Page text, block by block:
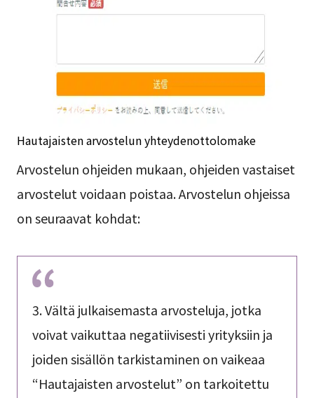
Hautajaisten arvostelun yhteydenottolomake
Arvostelun ohjeiden mukaan, ohjeiden vastaiset
arvostelut voidaan poistaa. Arvostelun ohjeissa
on seuraavat kohdat:
3. Vältä julkaisemasta arvosteluja, jotka
voivat vaikuttaa negatiivisesti yrityksiin ja
joiden sisällön tarkistaminen on vaikeaa
“Hautajaisten arvostelut” on tarkoitettu